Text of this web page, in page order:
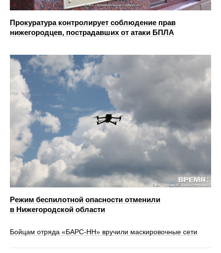
Прокуратура контролирует соблюдение прав
нижегородцев, пострадавших от атаки БПЛА
Режим беспилотной опасности отменили
в Нижегородской области
Бойцам отряда «БАРС-НН» вручили маскировочные сети